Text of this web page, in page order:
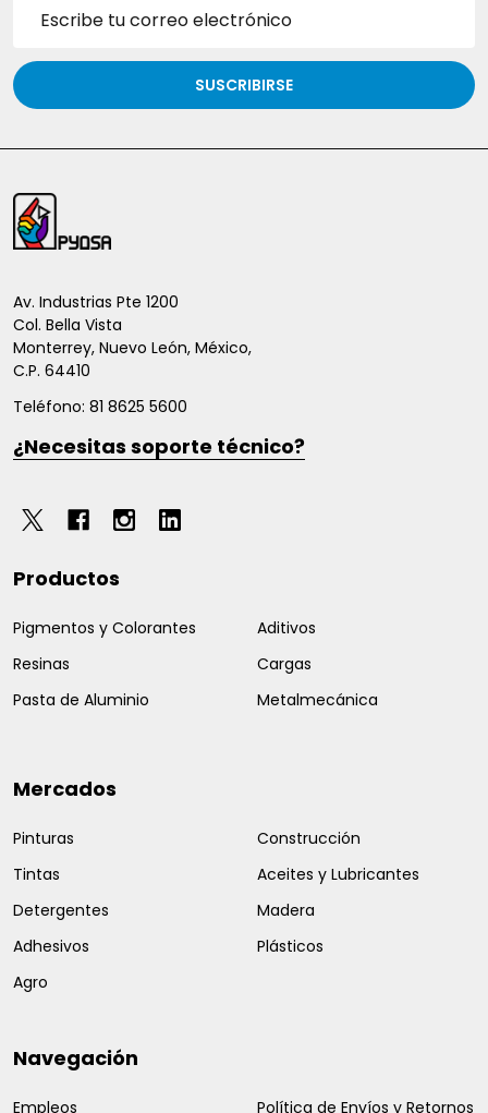
correo
electrónico
SUSCRIBIRSE
Inicio
del
de
página
Av. Industrias Pte 1200
Col. Bella Vista
Monterrey, Nuevo León, México,
C.P. 64410
Teléfono: 81 8625 5600
¿Necesitas soporte técnico?
Productos
Pigmentos y Colorantes
Resinas
Pasta de Aluminio
Aditivos
Cargas
Metalmecánica
Mercados
Pinturas
Tintas
Detergentes
Adhesivos
Agro
Construcción
Aceites y Lubricantes
Madera
Plásticos
Navegación
Empleos Política de Envíos y Retornos